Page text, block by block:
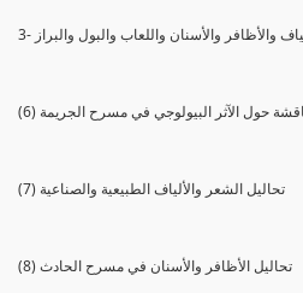
والأظافر والأسنان واللعاب والبول والبراز
مناقشة حول الآثر البيولوجي في مسرح الجريمة
(7) تحاليل الشعر والألياف الطبيعية والصناعية
(8) تحاليل الأظافر والأسنان في مسرح الحادث